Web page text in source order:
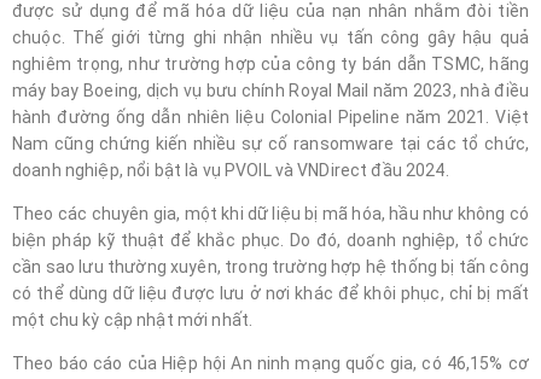
được sử dụng để mã hóa dữ liệu của nạn nhân nhằm đòi tiền
chuộc. Thế giới từng ghi nhận nhiều vụ tấn công gây hậu quả
nghiêm trọng, như trường hợp của công ty bán dẫn TSMC, hãng
máy bay Boeing, dịch vụ bưu chính Royal Mail năm 2023, nhà điều
hành đường ống dẫn nhiên liệu Colonial Pipeline năm 2021. Việt
Nam cũng chứng kiến nhiều sự cố ransomware tại các tổ chức,
doanh nghiệp, nổi bật là vụ PVOIL và VNDirect đầu 2024.
Theo các chuyên gia, một khi dữ liệu bị mã hóa, hầu như không có
biện pháp kỹ thuật để khắc phục. Do đó, doanh nghiệp, tổ chức
cần sao lưu thường xuyên, trong trường hợp hệ thống bị tấn công
có thể dùng dữ liệu được lưu ở nơi khác để khôi phục, chỉ bị mất
một chu kỳ cập nhật mới nhất.
Theo báo cáo của Hiệp hội An ninh mạng quốc gia, có 46,15% cơ